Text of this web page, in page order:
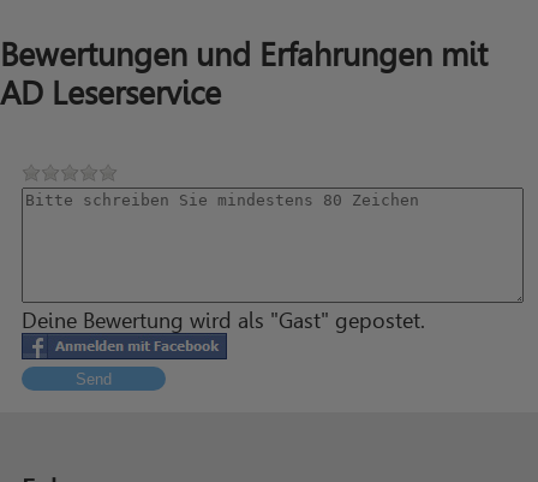
Bewertungen und Erfahrungen mit
AD Leserservice
Deine Bewertung wird als "Gast" gepostet.
Send